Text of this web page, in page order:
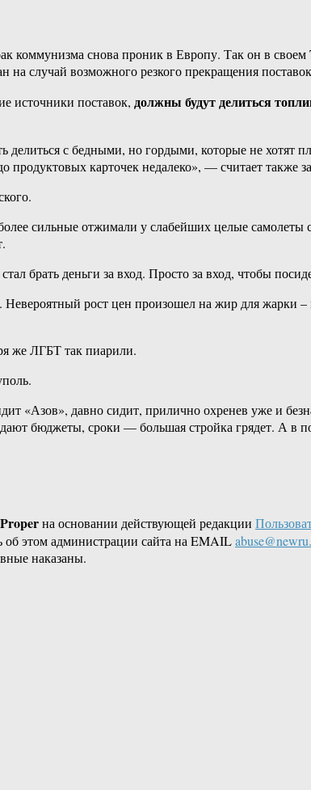
коммунизма снова проник в Европу. Так он в
случай возможного резкого прекращения поставок
источники поставок, должны будут делиться
делиться с бедными, но гордыми, которые не хотят
карточек недалеко», — считает также
сильные отжимали у слабейших целые
брать деньги за вход. Просто за вход, чтобы
рост цен произошел на жир для жарки –
же ЛГБТ так пиарили.
«Азов», давно сидит, прилично охренев уже и
бюджеты, сроки — большая стройка грядет. А в
Properна основании действующей редакции
этом администрации сайта на EMAIL
наказаны.